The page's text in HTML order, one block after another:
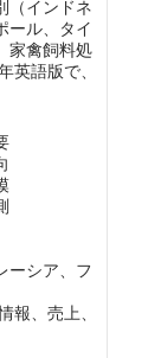
（インドネ
ール、タイ
家禽飼料処
英語版で、
ーシア、フ
報、売上、